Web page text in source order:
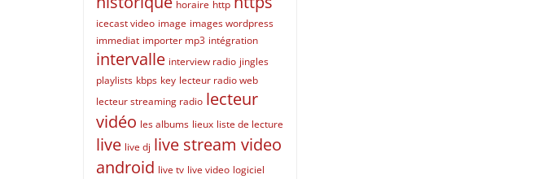
horaire http
icecast video image images wordpress
immediat importer mp3 intégration
intervalle interview radio jingles
playlists kbps key lecteur radio web
lecteur streaming radio lecteur
vidéo les albums lieux liste de lecture
live live dj live stream video
android live tv live video logiciel